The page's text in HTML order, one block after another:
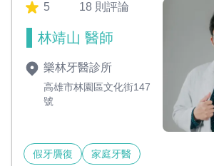
5 18 則評論
林靖山 醫師
樂林牙醫診所
高雄市林園區文化街147
號
假牙贗復 家庭牙醫